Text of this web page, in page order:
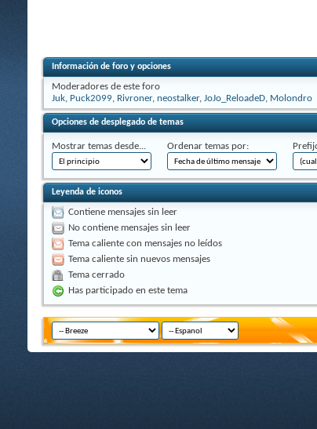
Información de foro y opciones
Moderadores de este foro
Juk, Puck2099, Rivroner, neostalker, JoJo_ReloadeD, Molondro
Opciones de desplegado de temas
Mostrar temas desde... Ordenar temas por:
Leyenda de iconos
Contiene mensajes sin leer
No contiene mensajes sin leer
Tema caliente con mensajes no leídos
Tema caliente sin nuevos mensajes
Tema cerrado
Has participado en este tema